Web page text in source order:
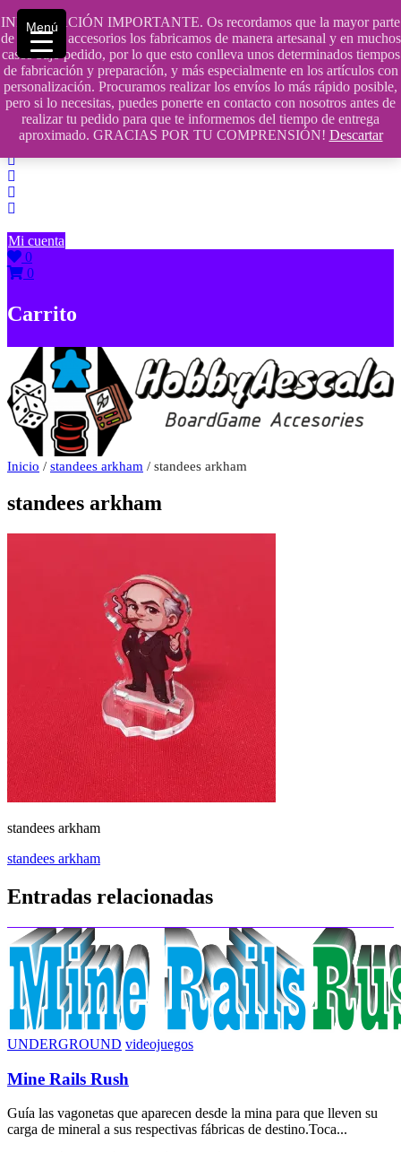
INFORMACIÓN IMPORTANTE. Os recordamos que la mayor parte
de nuestros accesorios los fabricamos de manera artesanal y en muchos
casos bajo pedido, por lo que esto conlleva unos determinados tiempos
de fabricación y preparación, y más especialmente en los artículos con
personalización. Procuramos realizar los envíos lo más rápido posible,
pero si lo necesitas, puedes ponerte en contacto con nosotros antes de
realizar tu pedido para que te informemos del tiempo de entrega
aproximado. GRACIAS POR TU COMPRENSIÓN! Descartar
Saltar
contenido
609241475 SOLO DE 10:00 a 14:00
info@hobbyaescala.com
San Fernando de Henares
10:00 - 14:00
Mi cuenta
0
0
Carrito
Inicio / standees arkham / standees arkham
standees arkham
standees arkham
Navegación
de
entradas
standees arkham
Entradas relacionadas
UNDERGROUND videojuegos
Mine Rails Rush
Guía las vagonetas que aparecen desde la mina para que lleven su
carga de mineral a sus respectivas fábricas de destino.Toca...
Menú